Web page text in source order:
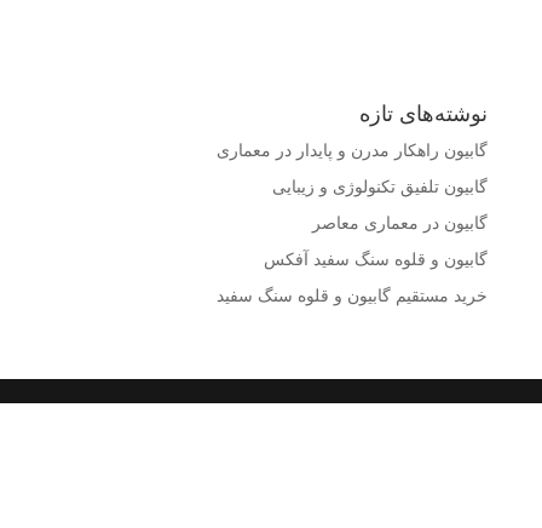
نوشته‌های تازه
گابیون راهکار مدرن و پایدار در معماری
گابیون تلفیق تکنولوژی و زیبایی
گابیون در معماری معاصر
گابیون و قلوه سنگ سفید آفکس
خرید مستقیم گابیون و قلوه سنگ سفید